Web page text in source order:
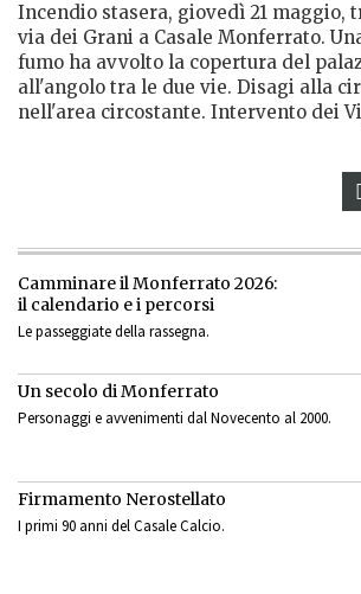
Incendio stasera, giovedì 21 maggio,
via dei Grani a Casale Monferrato.
fumo ha avvolto la copertura del
all'angolo tra le due vie. Disagi alla
nell'area circostante. Intervento dei
Camminare il Monferrato 2026:
il calendario e i percorsi
Le passeggiate della rassegna.
Un secolo di Monferrato
Personaggi e avvenimenti dal Novecento al 2000.
Firmamento Nerostellato
I primi 90 anni del Casale Calcio.